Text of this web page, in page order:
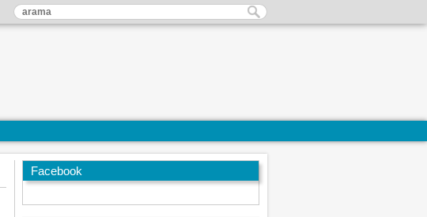
Facebook